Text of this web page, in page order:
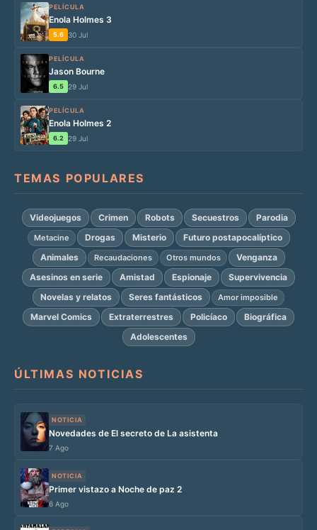
PELÍCULA
Enola Holmes 3
5.6 30 Jul
PELÍCULA
Jason Bourne
6.5 29 Jul
PELÍCULA
Enola Holmes 2
6.2 29 Jul
TEMAS POPULARES
Videojuegos Crimen Robots Secuestros Parodia
Metacine Drogas Misterio
Futuro postapocalíptico
Animales
Recaudaciones Otros mundos
Venganza
Asesinos en serie
Amistad Espionaje
Supervivencia
Novelas y relatos
Seres fantásticos Amor imposible
Marvel Comics Extraterrestres Policíaco
Biográfica
Adolescentes
ÚLTIMAS NOTICIAS
NOTICIA
Novedades de El secreto de La asistenta
7 Ago
NOTICIA
Primer vistazo a Noche de paz 2
6 Ago